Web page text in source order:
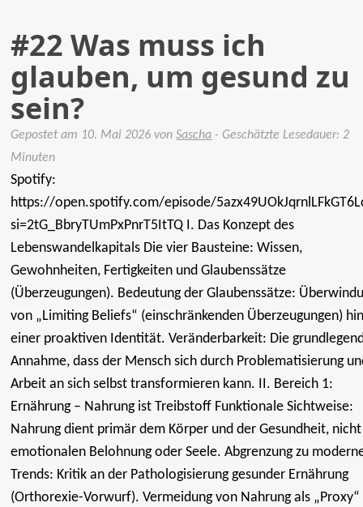
#22 Was muss ich
glauben, um gesund zu
sein?
Gepostet am 10. Mai 2026vonSascha - Geschätzte Lesedauer: 2
Minuten
Spotify:
https://open.spotify.com/episode/
si=2tG_BbryTUmPxPnrT5ItTQ I. Das Konzept des
Lebenswandelkapitals Die vier Bausteine: Wissen,
Gewohnheiten, Fertigkeiten und Glaubenssätze
(Überzeugungen). Bedeutung der Glaubenssätze:
von „Limiting Beliefs“ (einschränkenden Überzeugungen)
einer proaktiven Identität. Veränderbarkeit: Die
Annahme, dass der Mensch sich durch Problematisierung
Arbeit an sich selbst transformieren kann. II. Bereich 1:
Ernährung – Nahrung ist Treibstoff Funktionale Sichtweise:
Nahrung dient primär dem Körper und der Gesundheit,
emotionalen Belohnung oder Seele. Abgrenzung zu
Trends: Kritik an der Pathologisierung gesunder Ernährung
(Orthorexie-Vorwurf). Vermeidung von Nahrung als